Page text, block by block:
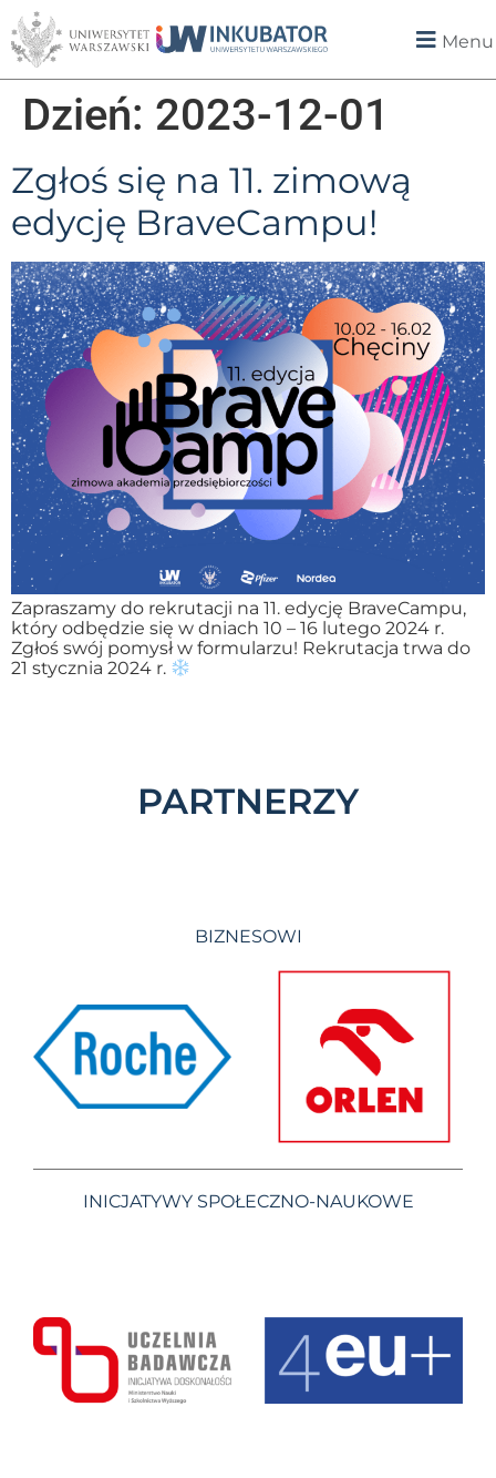
Menu
Dzień: 2023-12-01
Zgłoś się na 11. zimową
edycję BraveCampu!
Zapraszamy do rekrutacji na 11. edycję BraveCampu,
który odbędzie się w dniach 10 – 16 lutego 2024 r.
Zgłoś swój pomysł w formularzu! Rekrutacja trwa do
21 stycznia 2024 r.
PARTNERZY
BIZNESOWI
INICJATYWY SPOŁECZNO-NAUKOWE